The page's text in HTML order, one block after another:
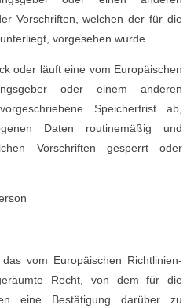
Vorschriften, welchen der für die
vorgesehen wurde.
oder läuft eine vom Europäischen
oder einem anderen
Speicherfrist ab,
Daten routinemäßig und
Vorschriften gesperrt oder
vom Europäischen Richtlinien-
Recht, von dem für die
eine Bestätigung darüber zu